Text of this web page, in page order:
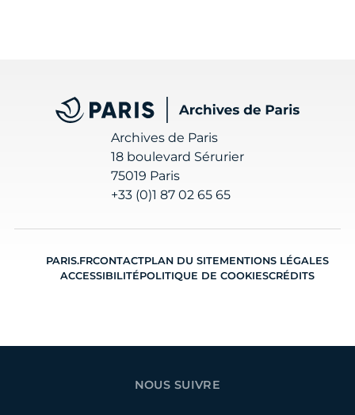
Archives de Paris
18 boulevard Sérurier
75019 Paris
+33 (0)1 87 02 65 65
PARIS.FRCONTACTPLAN DU SITEMENTIONS LÉGALES
ACCESSIBILITÉPOLITIQUE DE COOKIESCRÉDITS
NOUS SUIVRE